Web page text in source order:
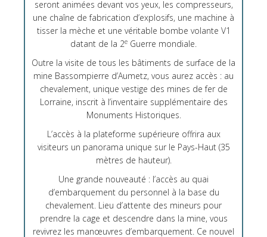
seront animées devant vos yeux, les compresseurs,
une chaîne de fabrication d’explosifs, une machine à
tisser la mèche et une véritable bombe volante V1
datant de la 2e Guerre mondiale.
Outre la visite de tous les bâtiments de surface de la
mine Bassompierre d’Aumetz, vous aurez accès : au
chevalement, unique vestige des mines de fer de
Lorraine, inscrit à l’inventaire supplémentaire des
Monuments Historiques.
L’accès à la plateforme supérieure offrira aux
visiteurs un panorama unique sur le Pays-Haut (35
mètres de hauteur).
Une grande nouveauté : l’accès au quai
d’embarquement du personnel à la base du
chevalement. Lieu d’attente des mineurs pour
prendre la cage et descendre dans la mine, vous
revivrez les manœuvres d’embarquement. Ce nouvel